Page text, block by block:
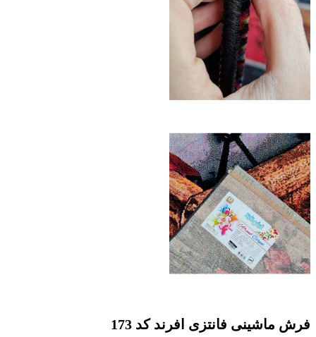
فرش ماشینی فانتزی افرند کد 173